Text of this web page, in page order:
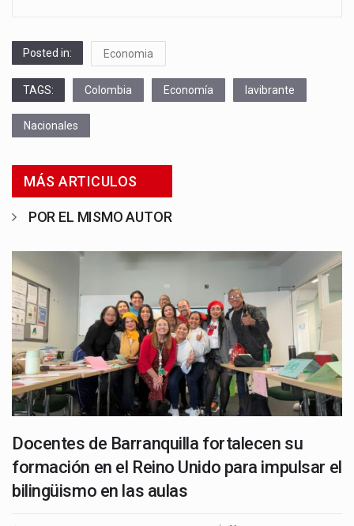
Posted in: Economia
TAGS: Colombia Economía lavibrante
Nacionales
MÁS ARTICULOS
POR EL MISMO AUTOR
Docentes de Barranquilla fortalecen su
formación en el Reino Unido para impulsar el
bilingüismo en las aulas